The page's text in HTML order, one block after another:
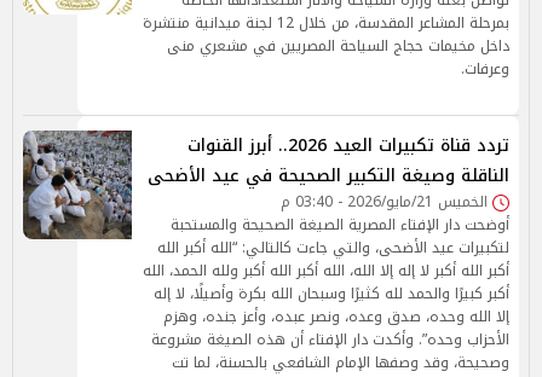
بمرحلة المشاعر المقدسة، من خلال 12 لجنة ميدانية منتشرة
داخل مخيمات حجاج السياحة المصريين في مشعري منى
وعرفات.
تردد قناة تكبيرات العيد 2026.. أبرز القنوات
الناقلة وصيغة التكبير الصحيحة في عيد الأضحى
الخميس 21/مايو/2026 - 03:40 م
أوضحت دار الإفتاء المصرية الصيغة الصحيحة والمستحبة
لتكبيرات عيد الأضحى، والتي جاءت كالتالي: “الله أكبر الله
أكبر الله أكبر لا إله إلا الله، الله أكبر الله أكبر ولله الحمد، الله
أكبر كبيرًا والحمد لله كثيرًا وسبحان الله بكرة وأصيلًا، لا إله
إلا الله وحده، صدق وعده، ونصر عبده، وأعز جنده، وهزم
الأحزاب وحده”. وأكدت دار الإفتاء أن هذه الصيغة مشروعة
وصحيحة، وقد وصفها الإمام الشافعي بالحسنة، لما تت